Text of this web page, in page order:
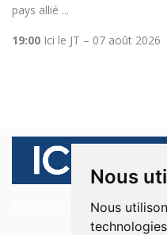
Nous
Nous
pays allié ...
19:00 Ici le JT – 07 août 2026
© 2026 Ici Beyrouth.